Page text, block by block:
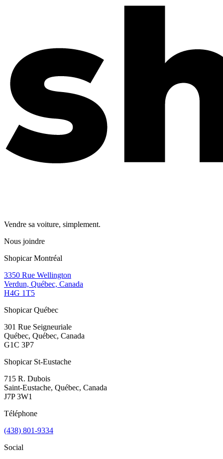
Vendre sa voiture, simplement.
Nous joindre
Shopicar Montréal
3350 Rue Wellington
Verdun, Québec, Canada
H4G 1T5
Shopicar Québec
301 Rue Seigneuriale
Québec, Québec, Canada
G1C 3P7
Shopicar St-Eustache
715 R. Dubois
Saint-Eustache, Québec, Canada
J7P 3W1
Téléphone
(438) 801-9334
Social